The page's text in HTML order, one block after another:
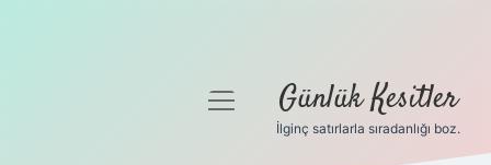
menüyü
Günlük Kesitler
İlginç satırlarla sıradanlığı boz.